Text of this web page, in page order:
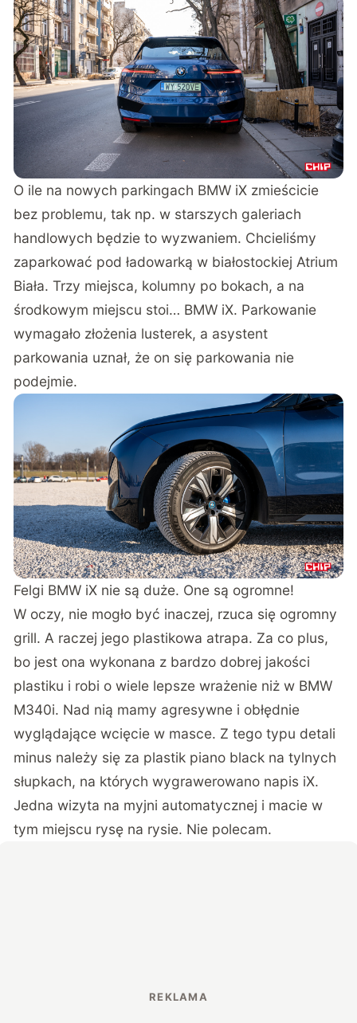
O ile na nowych parkingach BMW iX zmieścicie
bez problemu, tak np. w starszych galeriach
handlowych będzie to wyzwaniem. Chcieliśmy
zaparkować pod ładowarką w białostockiej Atrium
Biała. Trzy miejsca, kolumny po bokach, a na
środkowym miejscu stoi… BMW iX. Parkowanie
wymagało złożenia lusterek, a asystent
parkowania uznał, że on się parkowania nie
podejmie.
Felgi BMW iX nie są duże. One są ogromne!
W oczy, nie mogło być inaczej, rzuca się ogromny
grill. A raczej jego plastikowa atrapa. Za co plus,
bo jest ona wykonana z bardzo dobrej jakości
plastiku i robi o wiele lepsze wrażenie niż w BMW
M340i. Nad nią mamy agresywne i obłędnie
wyglądające wcięcie w masce. Z tego typu detali
minus należy się za plastik piano black na tylnych
słupkach, na których wygrawerowano napis iX.
Jedna wizyta na myjni automatycznej i macie w
tym miejscu rysę na rysie. Nie polecam.